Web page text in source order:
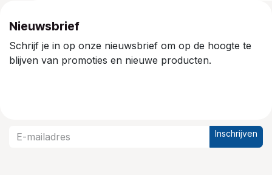
Nieuwsbrief
Schrijf je in op onze nieuwsbrief om op de hoogte te
blijven van promoties en nieuwe producten.
Inschrijven